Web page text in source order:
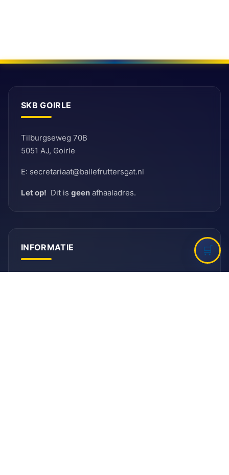
SKB GOIRLE
Tilburgseweg 70B
5051 AJ, Goirle
E: secretariaat@ballefruttersgat.nl
Let op! Dit is geen afhaaladres.
INFORMATIE